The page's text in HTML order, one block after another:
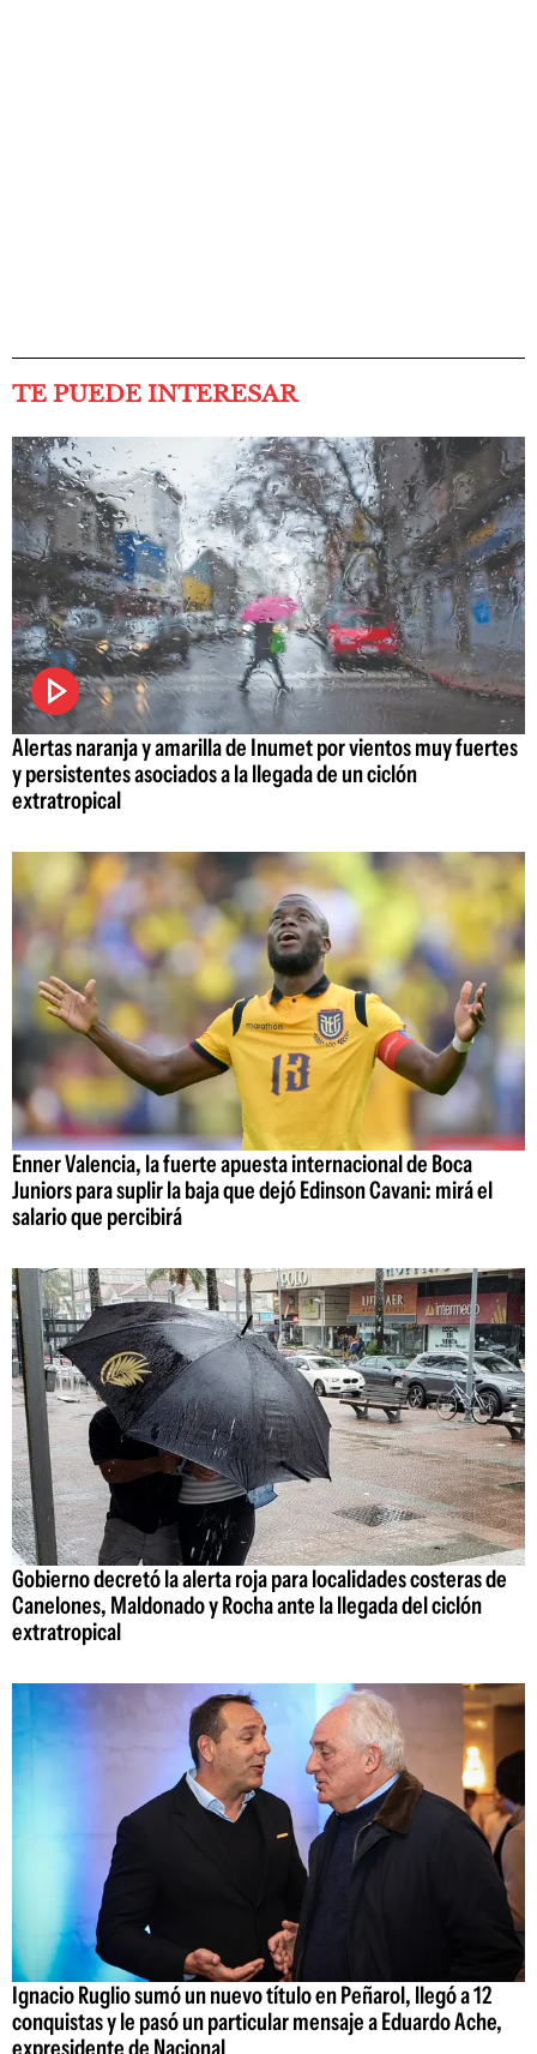
TE PUEDE INTERESAR
Alertas naranja y amarilla de Inumet por vientos muy fuertes
y persistentes asociados a la llegada de un ciclón
extratropical
Enner Valencia, la fuerte apuesta internacional de Boca
Juniors para suplir la baja que dejó Edinson Cavani: mirá el
salario que percibirá
Gobierno decretó la alerta roja para localidades costeras de
Canelones, Maldonado y Rocha ante la llegada del ciclón
extratropical
Ignacio Ruglio sumó un nuevo título en Peñarol, llegó a 12
conquistas y le pasó un particular mensaje a Eduardo Ache,
expresidente de Nacional